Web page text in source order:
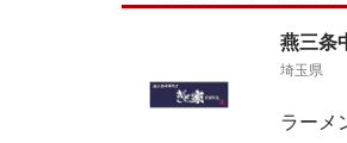
燕三条
埼玉県
ラーメ